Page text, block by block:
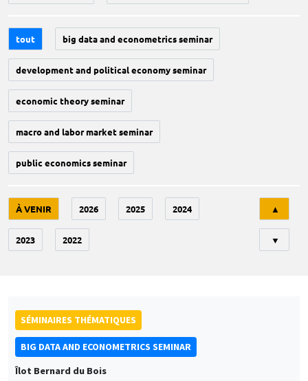
tout big data and econometrics seminar
development and political economy seminar
economic theory seminar
macro and labor market seminar
public economics seminar
À VENIR 2026 2025 2024
2023 2022
▲
▼
SÉMINAIRES THÉMATIQUES
BIG DATA AND ECONOMETRICS SEMINAR
Îlot Bernard du Bois